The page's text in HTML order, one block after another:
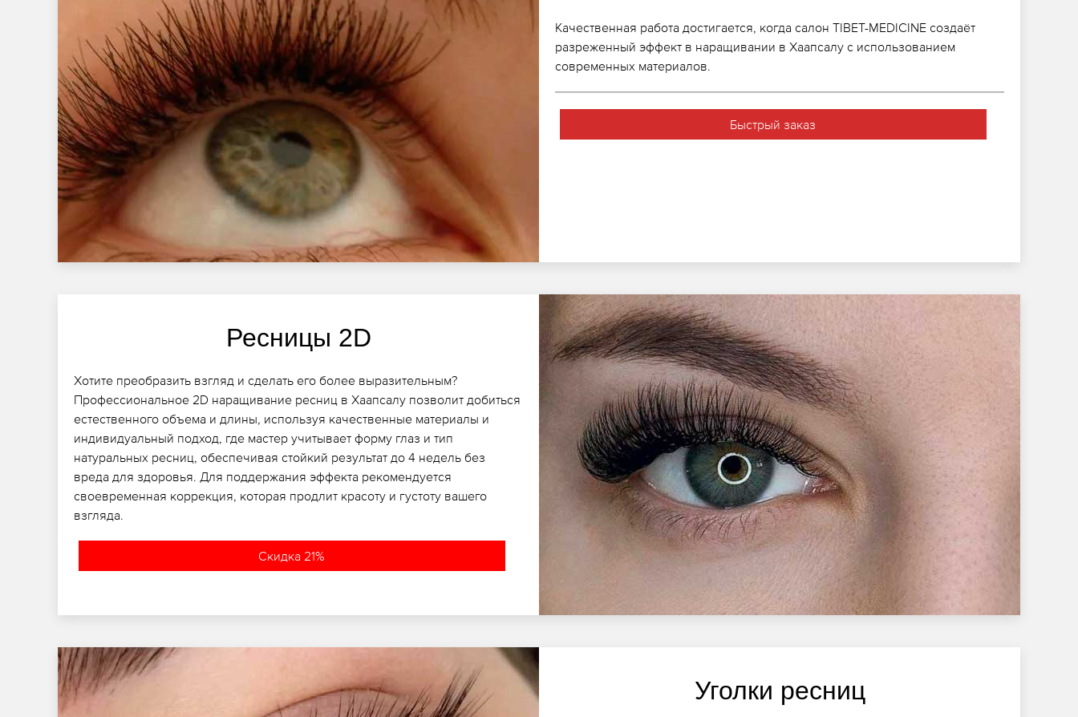
Качественная работа достигается, когда салон TIBET-MEDICINE создаёт
разреженный эффект в наращивании в Хаапсалу с использованием
современных материалов.
Быстрый заказ
Ресницы 2D
Хотите преобразить взгляд и сделать его более выразительным?
Профессиональное 2D наращивание ресниц в Хаапсалу позволит добиться
естественного объема и длины, используя качественные материалы и
индивидуальный подход, где мастер учитывает форму глаз и тип
натуральных ресниц, обеспечивая стойкий результат до 4 недель без
вреда для здоровья. Для поддержания эффекта рекомендуется
своевременная коррекция, которая продлит красоту и густоту вашего
взгляда.
Скидка 21%
Уголки ресниц